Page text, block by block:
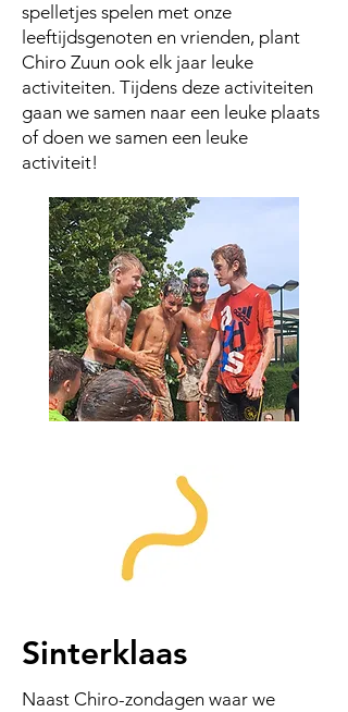
spelletjes spelen met onze
leeftijdsgenoten en vrienden, plant
Chiro Zuun ook elk jaar leuke
activiteiten. Tijdens deze activiteiten
gaan we samen naar een leuke plaats
of doen we samen een leuke
activiteit!
Sinterklaas
Naast Chiro-zondagen waar we